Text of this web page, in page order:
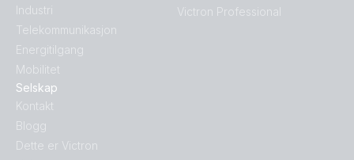
Industri
Telekommunikasjon
Energitilgang
Mobilitet
Selskap
Kontakt
Blogg
Dette er Victron
Victron Professional